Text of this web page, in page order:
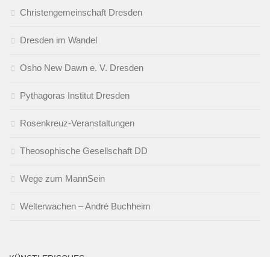
Christengemeinschaft Dresden
Dresden im Wandel
Osho New Dawn e. V. Dresden
Pythagoras Institut Dresden
Rosenkreuz-Veranstaltungen
Theosophische Gesellschaft DD
Wege zum MannSein
Welterwachen – André Buchheim